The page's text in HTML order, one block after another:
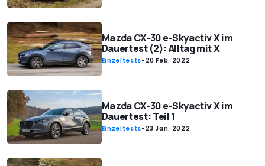
Mazda CX-30 e-Skyactiv X im
Dauertest (2): Alltag mit X
Einzeltests- 20 Feb. 2022
Mazda CX-30 e-Skyactiv X im
Dauertest: Teil 1
Einzeltests- 23 Jan. 2022